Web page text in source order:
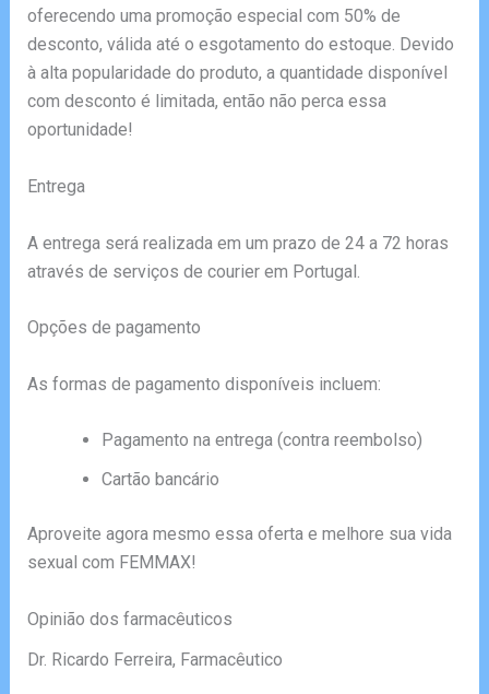
oferecendo uma promoção especial com 50% de
desconto, válida até o esgotamento do estoque. Devido
à alta popularidade do produto, a quantidade disponível
com desconto é limitada, então não perca essa
oportunidade!
Entrega
A entrega será realizada em um prazo de 24 a 72 horas
através de serviços de courier em Portugal.
Opções de pagamento
As formas de pagamento disponíveis incluem:
Pagamento na entrega (contra reembolso)
Cartão bancário
Aproveite agora mesmo essa oferta e melhore sua vida
sexual com FEMMAX!
Opinião dos farmacêuticos
Dr. Ricardo Ferreira, Farmacêutico